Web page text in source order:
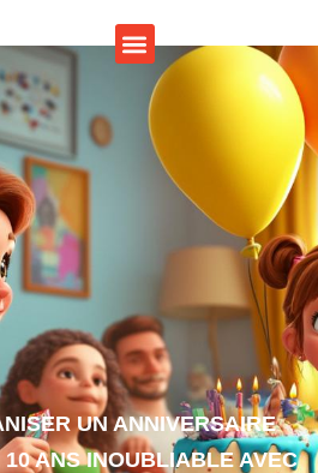
UN ANNIVERSAIRE
ANS INOUBLIABLE AVEC